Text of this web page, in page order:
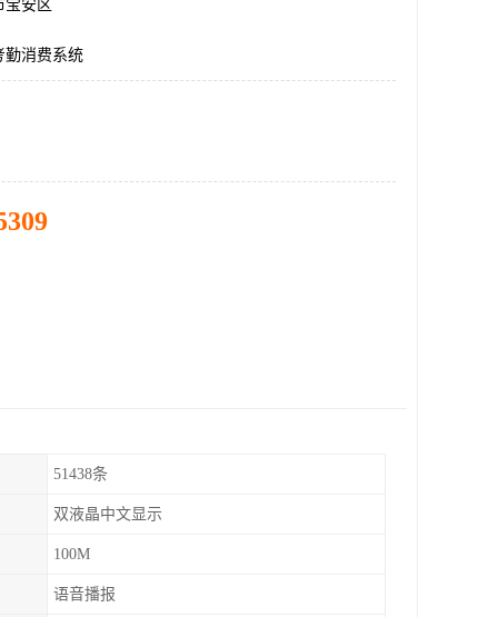
宝安区
勤消费系统
51438条
双液晶中文显示
100M
语音播报